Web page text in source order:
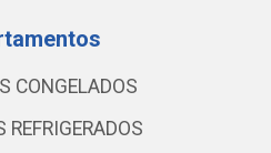
CONGELADOS